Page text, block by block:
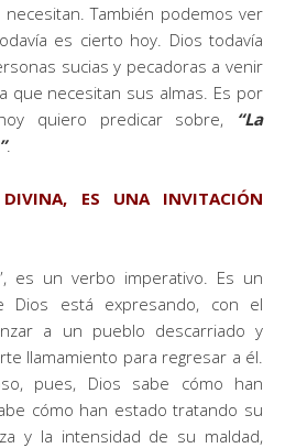
También podemos ver
es cierto hoy. Dios todavía
sucias y pecadoras a venir
que necesitan sus almas. Es por
quiero predicar sobre, “La
.
ES UNA INVITACIÓN
es un verbo imperativo. Es un
Dios está expresando, con el
a un pueblo descarriado y
llamamiento para regresar a él.
pues, Dios sabe cómo han
cómo han estado tratando su
y la intensidad de su maldad,